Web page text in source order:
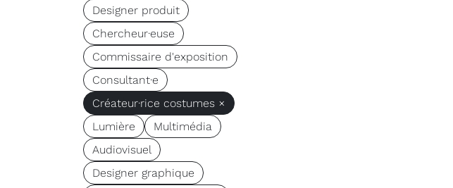
Designer produit
Chercheur·euse
Commissaire d'exposition
Consultant·e
Créateur·rice costumes ×
Lumière
Multimédia
Audiovisuel
Designer graphique